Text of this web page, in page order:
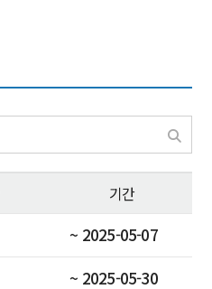
기간
~ 2025-05-07
~ 2025-05-30